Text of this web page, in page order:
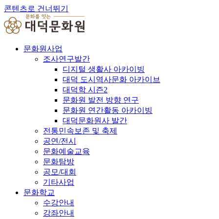
콘텐츠로 건너뛰기
문화원사업
조사연구발간
디지털 생활사 아카이빙
대덕 도시역사문화 아카이브
대덕학 시즌2
문화원 발전 방향 연구
문화원 연간활동 아카이빙
대덕문화원사 발간
전통민속보존 및 축제
공연/전시
문화예술교육
문화탐방
공모/대회
기타사업
문화학교
수강안내
강좌안내